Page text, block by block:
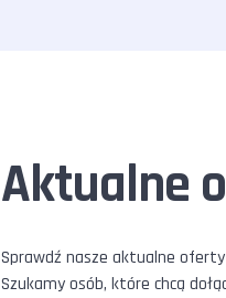
Aktualne
Sprawdź nasze aktualne
Szukamy osób, które chcą